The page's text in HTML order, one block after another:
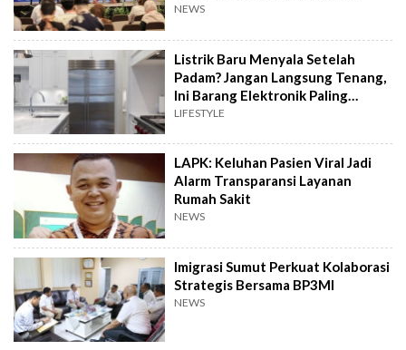
Terapi Jerawat
NEWS
Listrik Baru Menyala Setelah
Padam? Jangan Langsung Tenang,
Ini Barang Elektronik Paling
Rawan Rusak
LIFESTYLE
LAPK: Keluhan Pasien Viral Jadi
Alarm Transparansi Layanan
Rumah Sakit
NEWS
Imigrasi Sumut Perkuat Kolaborasi
Strategis Bersama BP3MI
NEWS